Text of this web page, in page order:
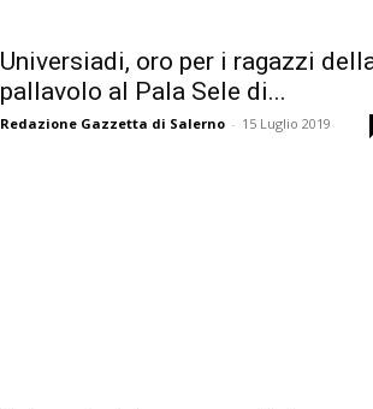
Universiadi, oro per i ragazzi
pallavolo al Pala Sele di...
Redazione Gazzetta di Salerno - 15 Luglio 2019